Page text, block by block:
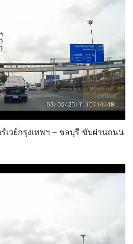
เวย์กรุงเทพฯ – ชลบุรี ขับผ่านถนน